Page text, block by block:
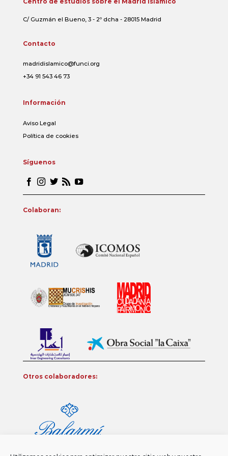
C/ Guzmán el Bueno, 3 - 2º dcha - 28015 Madrid
Contacto
madridislamico@funci.org
+34 91 543 46 73
Información
Aviso Legal
Política de cookies
Síguenos
Colaboran:
Otros colaboradores: